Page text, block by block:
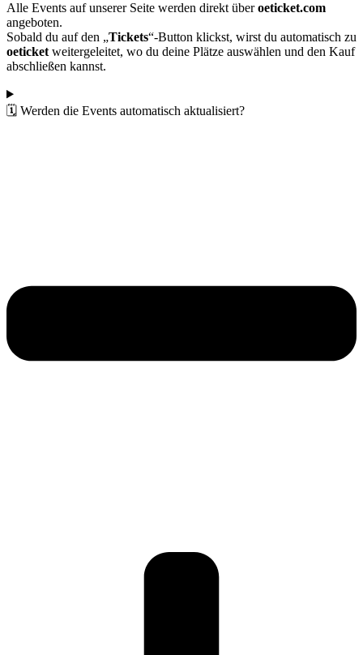
Alle Events auf unserer Seite werden direkt überoeticket.com
angeboten.
Sobald du auf den „Tickets“-Button klickst, wirst du automatisch zu
oeticketweitergeleitet, wo du deine Plätze auswählen und den Kauf
abschließen kannst.
🗓️ Werden die Events automatisch aktualisiert?